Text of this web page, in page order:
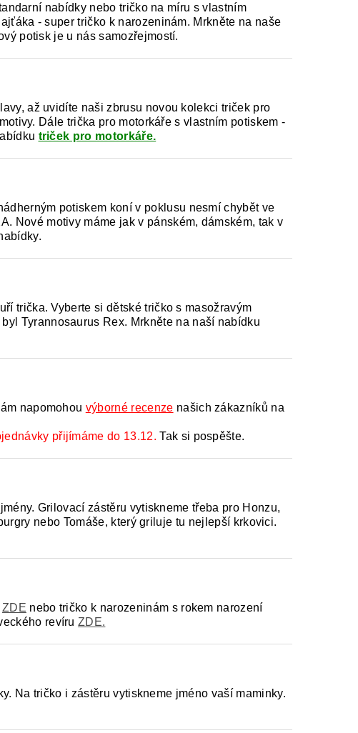
nabídky nebo tričko na míru s vlastním
- super tričko k narozeninám. Mrkněte na naše
potisk je u nás samozřejmostí.
až uvidíte naši zbrusu novou kolekci triček pro
Dále trička pro motorkáře s vlastním potiskem -
triček pro motorkáře.
potiskem koní v poklusu nesmí chybět ve
Nové motivy máme jak v pánském, dámském, tak v
trička. Vyberte si dětské tričko s masožravým
Tyrannosaurus Rex. Mrkněte na naší nabídku
napomohou výborné recenze našich zákazníků na
přijímáme do 13.12. Tak si pospěšte.
Grilovací zástěru vytiskneme třeba pro Honzu,
nebo Tomáše, který griluje tu nejlepší krkovici.
ZDE nebo tričko k narozeninám s rokem narození
revíruZDE.
Na tričko i zástěru vytiskneme jméno vaší maminky.